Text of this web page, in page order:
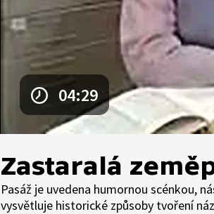
04:29
Zastaralá
Pasáž je uvedena humornou scénkou,
vysvětluje historické způsoby tvoření